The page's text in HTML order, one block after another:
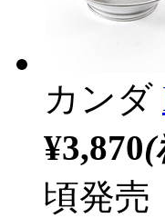
カンダ
¥3,870(
頃発売